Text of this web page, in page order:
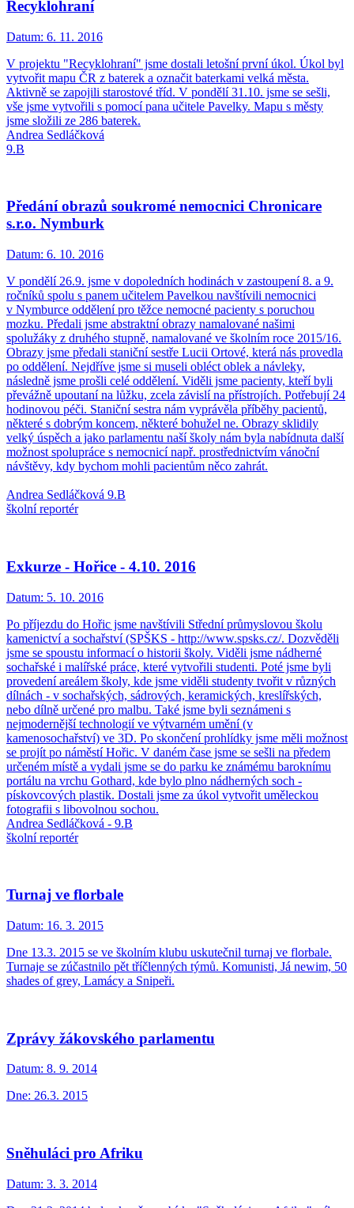
Recyklohraní
Datum: 6. 11. 2016
V projektu "Recyklohraní" jsme dostali letošní první úkol. Úkol byl
vytvořit mapu ČR z baterek a označit baterkami velká města.
Aktivně se zapojili starostové tříd. V pondělí 31.10. jsme se sešli,
vše jsme vytvořili s pomocí pana učitele Pavelky. Mapu s městy
jsme složili ze 286 baterek.
Andrea Sedláčková
9.B
Předání obrazů soukromé nemocnici Chronicare
s.r.o. Nymburk
Datum: 6. 10. 2016
V pondělí 26.9. jsme v dopoledních hodinách v zastoupení 8. a 9.
ročníků spolu s panem učitelem Pavelkou navštívili nemocnici
v Nymburce oddělení pro těžce nemocné pacienty s poruchou
mozku. Předali jsme abstraktní obrazy namalované našimi
spolužáky z druhého stupně, namalované ve školním roce 2015/16.
Obrazy jsme předali staniční sestře Lucii Ortové, která nás provedla
po oddělení. Nejdříve jsme si museli obléct oblek a návleky,
následně jsme prošli celé oddělení. Viděli jsme pacienty, kteří byli
převážně upoutaní na lůžku, zcela závislí na přístrojích. Potřebují 24
hodinovou péči. Staniční sestra nám vyprávěla příběhy pacientů,
některé s dobrým koncem, některé bohužel ne. Obrazy sklidily
velký úspěch a jako parlamentu naší školy nám byla nabídnuta další
možnost spolupráce s nemocnicí např. prostřednictvím vánoční
návštěvy, kdy bychom mohli pacientům něco zahrát.
Andrea Sedláčková 9.B
školní reportér
Exkurze - Hořice - 4.10. 2016
Datum: 5. 10. 2016
Po příjezdu do Hořic jsme navštívili Střední průmyslovou školu
kamenictví a sochařství (SPŠKS - http://www.spsks.cz/. Dozvěděli
jsme se spoustu informací o historii školy. Viděli jsme nádherné
sochařské i malířské práce, které vytvořili studenti. Poté jsme byli
provedení areálem školy, kde jsme viděli studenty tvořit v různých
dílnách - v sochařských, sádrových, keramických, kreslířských,
nebo dílně určené pro malbu. Také jsme byli seznámeni s
nejmodernější technologií ve výtvarném umění (v
kamenosochařství) ve 3D. Po skončení prohlídky jsme měli možnost
se projít po náměstí Hořic. V daném čase jsme se sešli na předem
určeném místě a vydali jsme se do parku ke známému baroknímu
portálu na vrchu Gothard, kde bylo plno nádherných soch -
pískovcových plastik. Dostali jsme za úkol vytvořit uměleckou
fotografii s libovolnou sochou.
Andrea Sedláčková - 9.B
školní reportér
Turnaj ve florbale
Datum: 16. 3. 2015
Dne 13.3. 2015 se ve školním klubu uskutečnil turnaj ve florbale.
Turnaje se zúčastnilo pět tříčlenných týmů. Komunisti, Já newim, 50
shades of grey, Lamácy a Snipeři.
Zprávy žákovského parlamentu
Datum: 8. 9. 2014
Dne: 26.3. 2015
Sněhuláci pro Afriku
Datum: 3. 3. 2014